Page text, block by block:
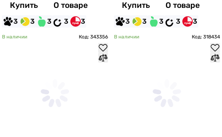
Купить О товаре
3 3 3 3 3
Купить О товаре
3 3 3 3 3
В наличии Код: 343356 В наличии Код: 318434